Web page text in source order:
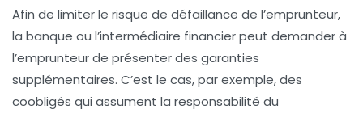
Afin de limiter le risque de défaillance de l’emprunteur,
la banque ou l’intermédiaire financier peut demander à
l’emprunteur de présenter des garanties
supplémentaires. C’est le cas, par exemple, des
coobligés qui assument la responsabilité du